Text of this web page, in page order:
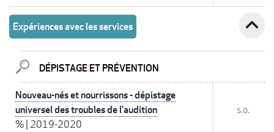
Expériences avec les services expand_less
DÉPISTAGE ET PRÉVENTION
Nouveau-nés et nourrissons - dépistage
universel des troubles de l'audition
% 2019-2020
s.o.